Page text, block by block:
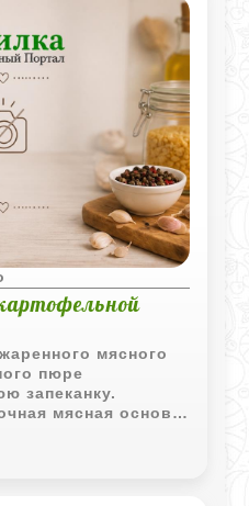
мясного
пюре
запеканку.
мясная основа
вариантом для
ужина.